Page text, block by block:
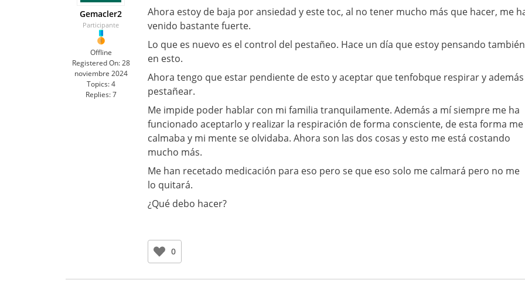
Gemacler2
Participante
Offline
Registered On: 28
noviembre 2024
Topics: 4
Replies: 7
Ahora estoy de baja por ansiedad y este toc, al no tener mucho más que hacer, me
venido bastante fuerte.
Lo que es nuevo es el control del pestañeo. Hace un día que estoy pensando también
en esto.
Ahora tengo que estar pendiente de esto y aceptar que tenfobque respirar y además
pestañear.
Me impide poder hablar con mi familia tranquilamente. Además a mí siempre me ha
funcionado aceptarlo y realizar la respiración de forma consciente, de esta forma me
calmaba y mi mente se olvidaba. Ahora son las dos cosas y esto me está costando
mucho más.
Me han recetado medicación para eso pero se que eso solo me calmará pero no me
lo quitará.
¿Qué debo hacer?
0